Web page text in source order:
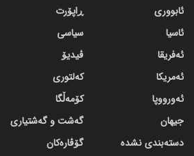
ئابووری
ئاسیا
ئەفریقا
ئەمریکا
ئەورووپا
جیهان
دسته‌بندی نشده
ڕاپۆرت
سیاسی
ڤیدیۆ
کەلتوری
کۆمەڵگا
گه‌شت و گه‌شتیاری
گۆڤاره‌کان